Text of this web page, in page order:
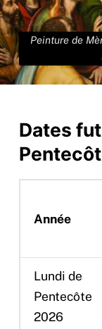
Peinture de
Dates
Année
Lundi de
Pentecôte
2026